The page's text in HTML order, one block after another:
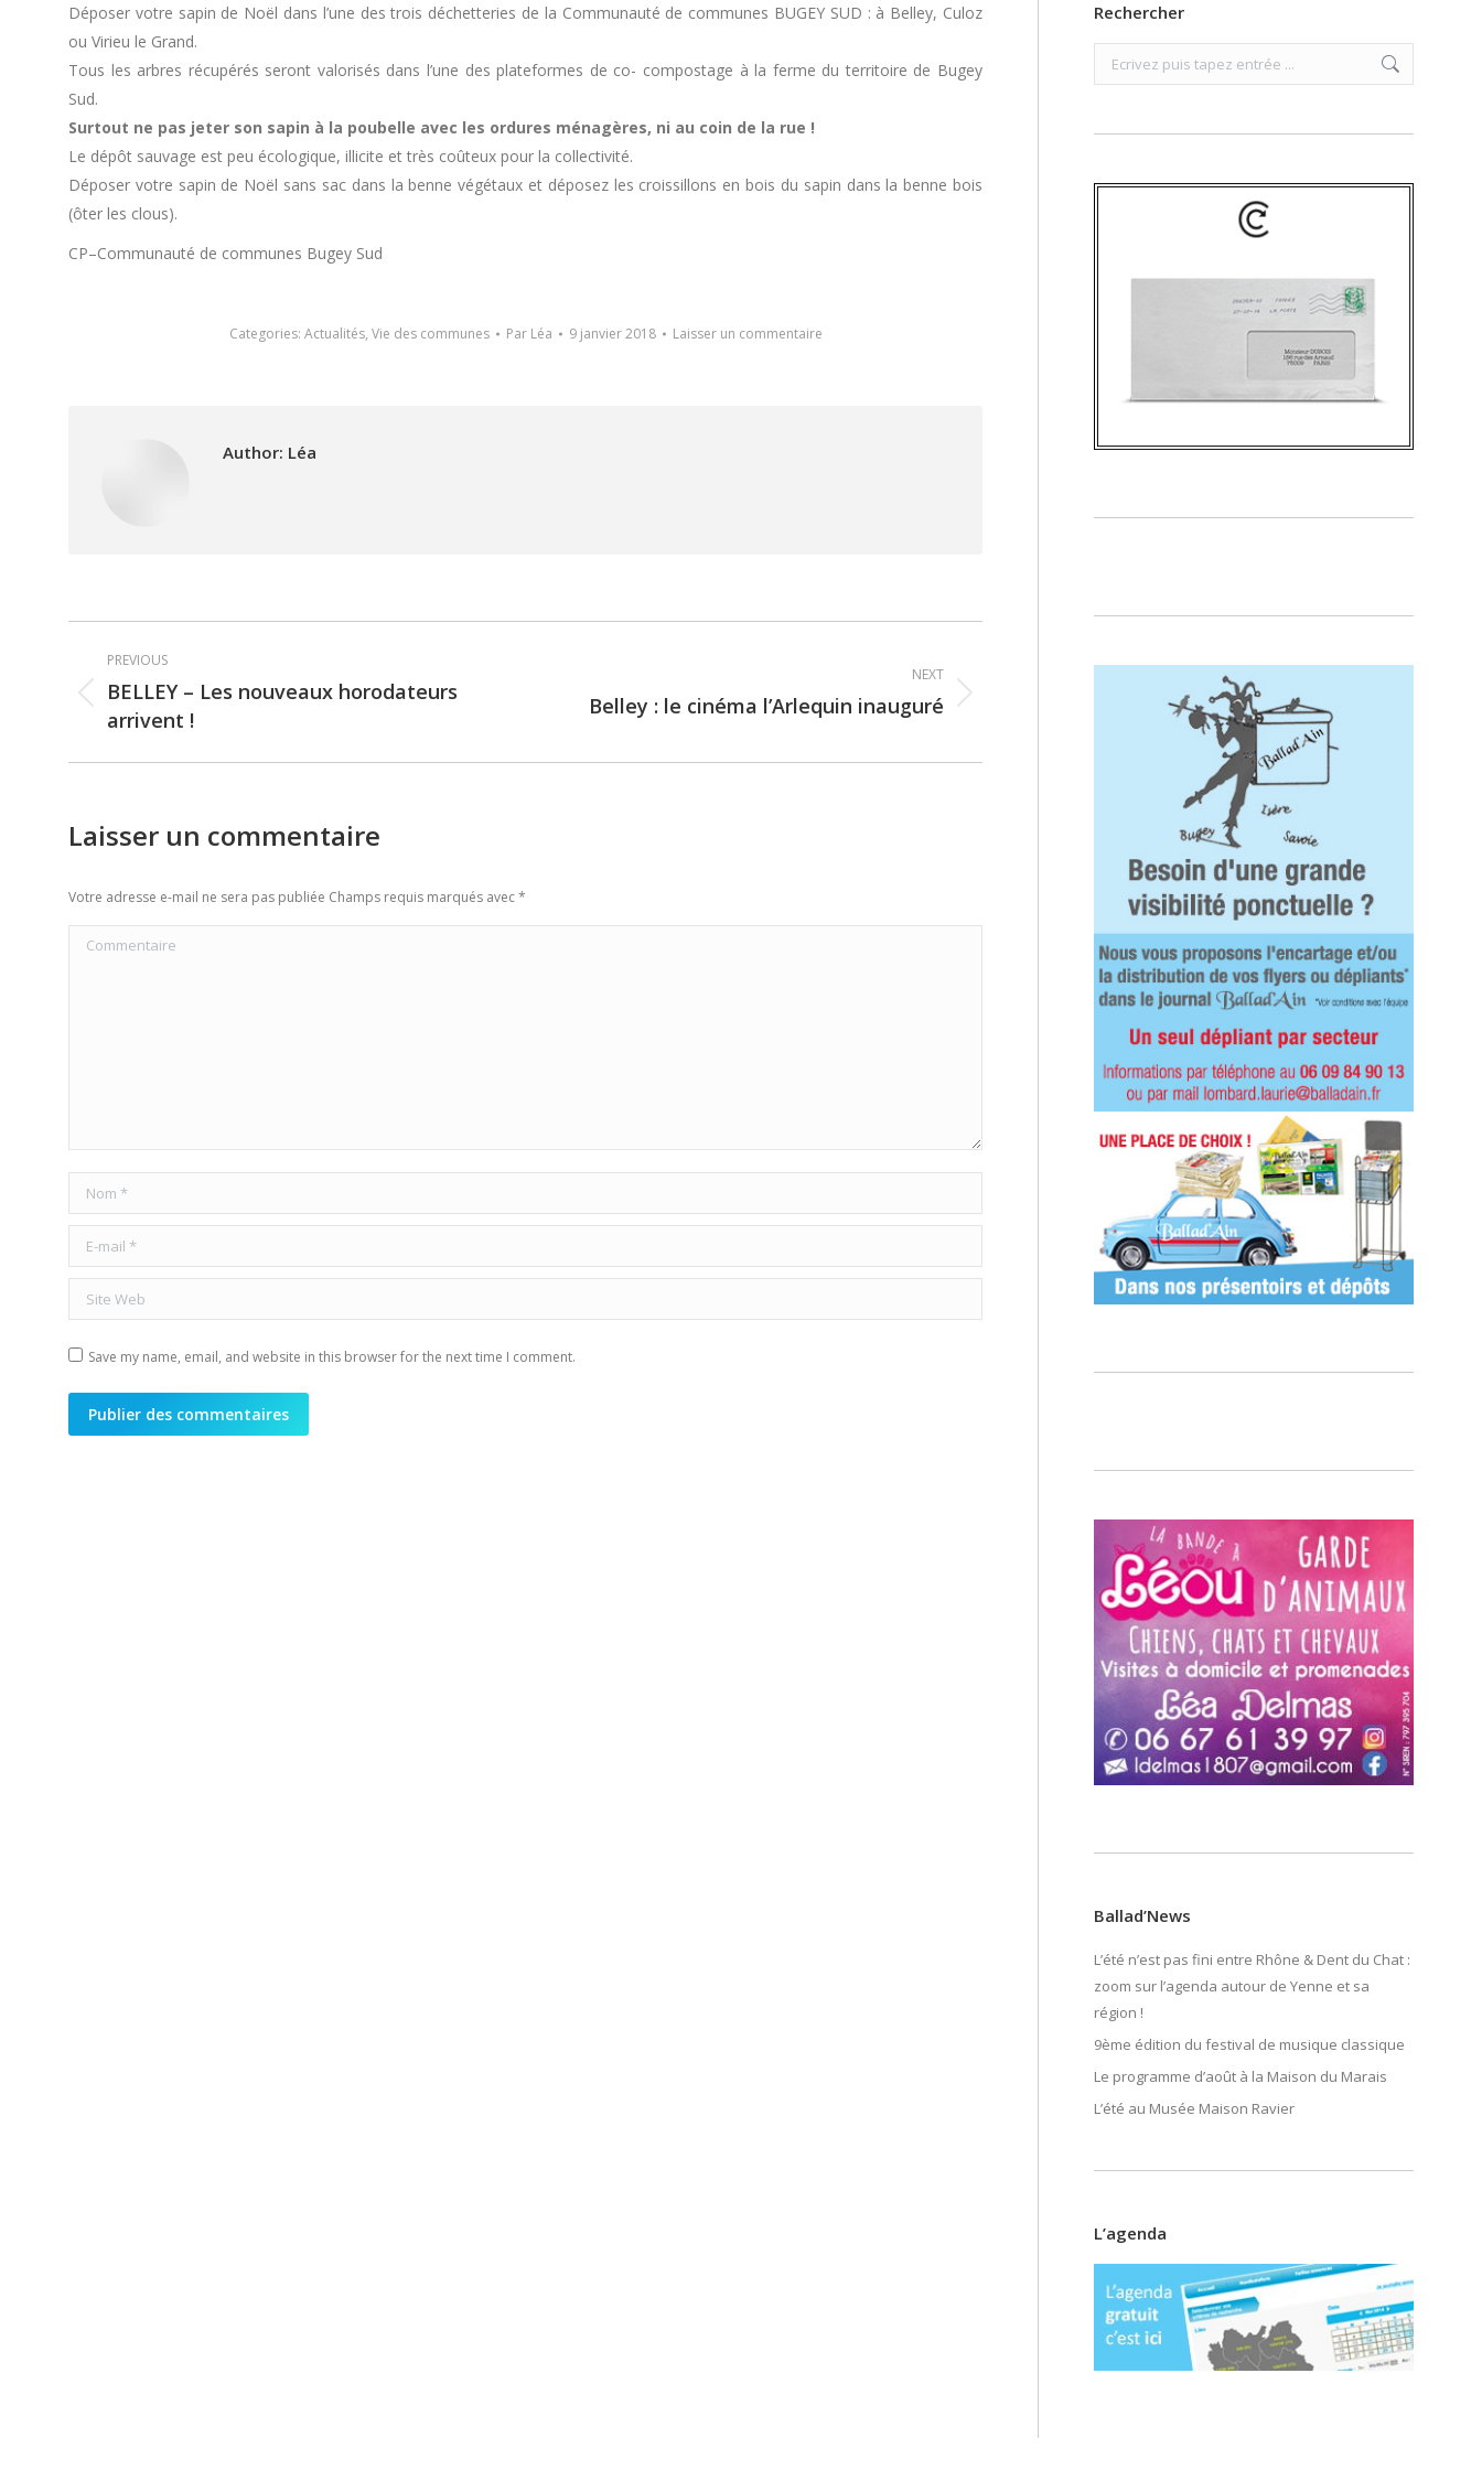
Déposer votre sapin de Noël dans l’une des trois déchetteries de la Communauté de communes BUGEY SUD : à Belley, Culoz
ou Virieu le Grand.
Tous les arbres récupérés seront valorisés dans l’une des plateformes de co- compostage à la ferme du territoire de Bugey
Sud.
Surtout ne pas jeter son sapin à la poubelle avec les ordures ménagères, ni au coin de la rue !
Le dépôt sauvage est peu écologique, illicite et très coûteux pour la collectivité.
Déposer votre sapin de Noël sans sac dans la benne végétaux et déposez les croissillons en bois du sapin dans la benne bois
(ôter les clous).
CP–Communauté de communes Bugey Sud
Categories: Actualités, Vie des communes Par Léa 9 janvier 2018 Laisser un commentaire
Author: Léa
Post
navigation
PREVIOUS
Previous
post:
BELLEY – Les nouveaux horodateurs
arrivent !
NEXT
NextBelley : le cinéma l’Arlequin inauguré
Laisser un commentaire
Votre adresse e-mail ne sera pas publiée Champs requis marqués avec*
Commentaire
Nom *
E-mail *
Site Web
Save my name, email, and website in this browser for the next time I comment.
Publier des commentaires
Rechercher
Search:
Ballad’News
L’été n’est pas fini entre Rhône & Dent du Chat :
zoom sur l’agenda autour de Yenne et sa
région !
9ème édition du festival de musique classique
Le programme d’août à la Maison du Marais
L’été au Musée Maison Ravier
L’agenda